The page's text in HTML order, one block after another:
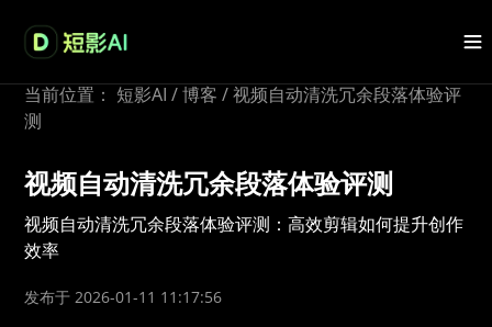
当前位置： 短影AI / 博客 / 视频自动清洗冗余段落体验评
测
视频自动清洗冗余段落体验评测
视频自动清洗冗余段落体验评测：高效剪辑如何提升创作
效率
发布于 2026-01-11 11:17:56